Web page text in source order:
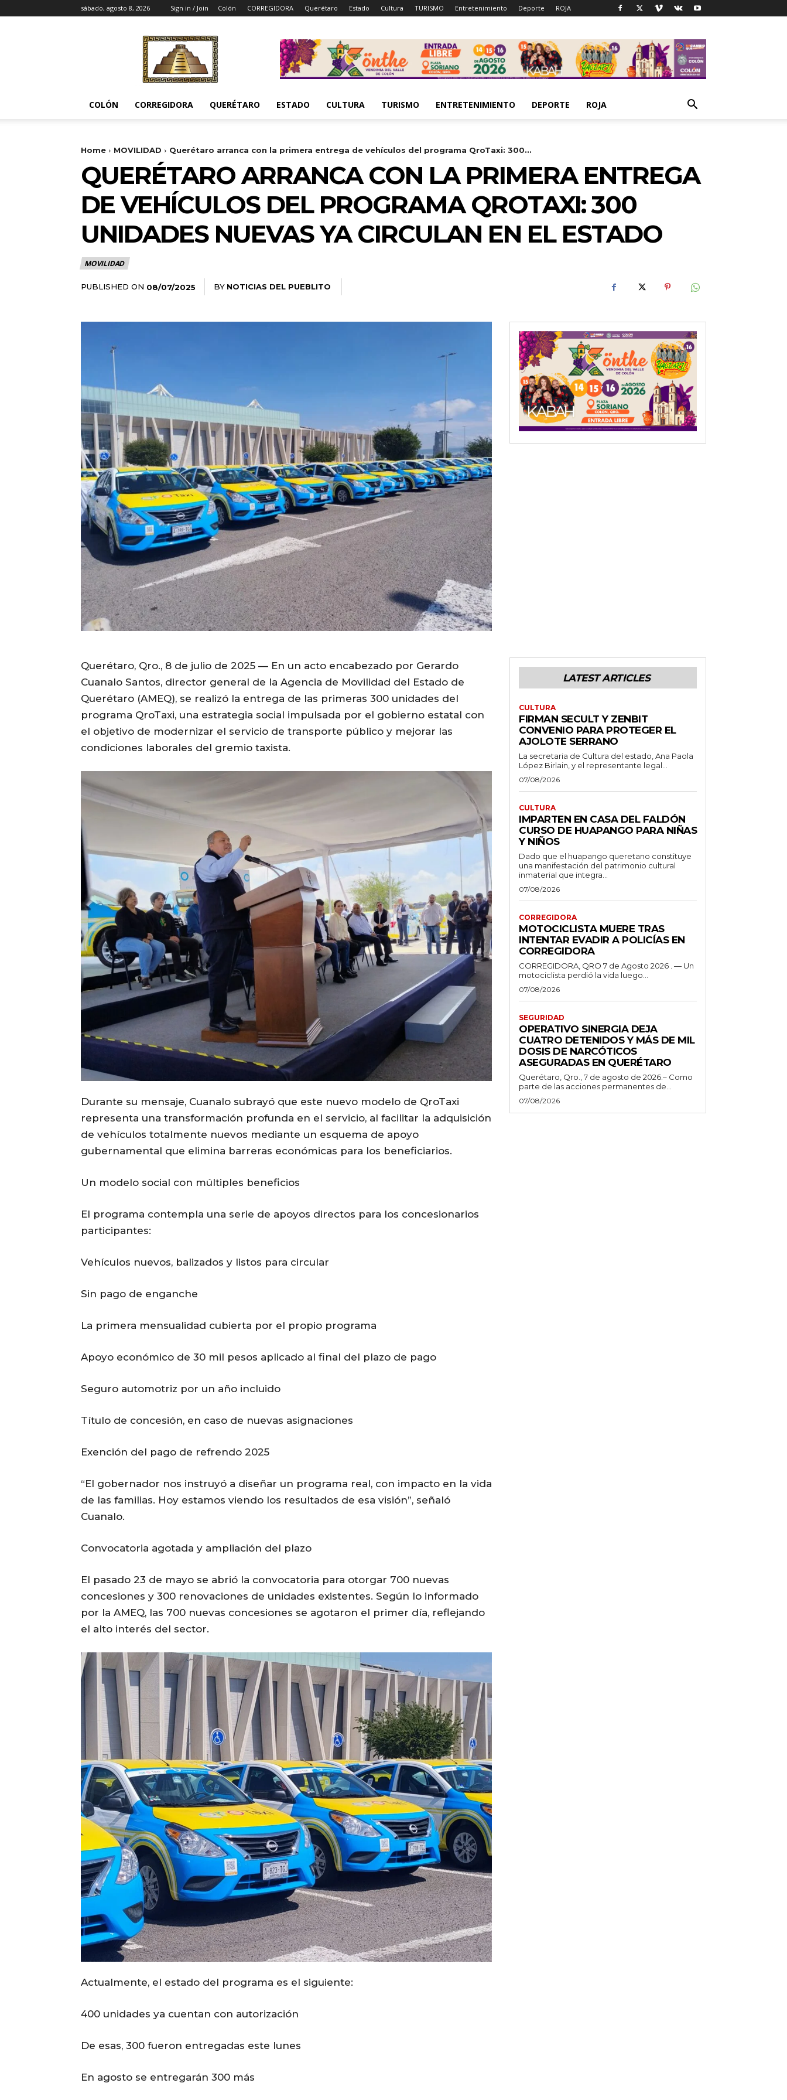
sábado, agosto 8, 2026 Sign in / Join Colón CORREGIDORA Querétaro Estado Cultura TURISMO Entretenimiento Deporte ROJA
Noticias
del
Pueblito
COLÓN CORREGIDORA QUERÉTARO ESTADO CULTURA TURISMO ENTRETENIMIENTO DEPORTE ROJA
Home MOVILIDAD Querétaro arranca con la primera entrega de vehículos del programa QroTaxi: 300...
QUERÉTARO ARRANCA CON LA PRIMERA ENTREGA
DE VEHÍCULOS DEL PROGRAMA QROTAXI: 300
UNIDADES NUEVAS YA CIRCULAN EN EL ESTADO
MOVILIDAD
PUBLISHED ON 08/07/2025 BY NOTICIAS DEL PUEBLITO
Querétaro, Qro., 8 de julio de 2025 — En un acto encabezado por Gerardo
Cuanalo Santos, director general de la Agencia de Movilidad del Estado de
Querétaro (AMEQ), se realizó la entrega de las primeras 300 unidades del
programa QroTaxi, una estrategia social impulsada por el gobierno estatal con
el objetivo de modernizar el servicio de transporte público y mejorar las
condiciones laborales del gremio taxista.
Durante su mensaje, Cuanalo subrayó que este nuevo modelo de QroTaxi
representa una transformación profunda en el servicio, al facilitar la adquisición
de vehículos totalmente nuevos mediante un esquema de apoyo
gubernamental que elimina barreras económicas para los beneficiarios.
Un modelo social con múltiples beneficios
El programa contempla una serie de apoyos directos para los concesionarios
participantes:
Vehículos nuevos, balizados y listos para circular
Sin pago de enganche
La primera mensualidad cubierta por el propio programa
Apoyo económico de 30 mil pesos aplicado al final del plazo de pago
Seguro automotriz por un año incluido
Título de concesión, en caso de nuevas asignaciones
Exención del pago de refrendo 2025
“El gobernador nos instruyó a diseñar un programa real, con impacto en la vida
de las familias. Hoy estamos viendo los resultados de esa visión”, señaló
Cuanalo.
Convocatoria agotada y ampliación del plazo
El pasado 23 de mayo se abrió la convocatoria para otorgar 700 nuevas
concesiones y 300 renovaciones de unidades existentes. Según lo informado
por la AMEQ, las 700 nuevas concesiones se agotaron el primer día, reflejando
el alto interés del sector.
Actualmente, el estado del programa es el siguiente:
400 unidades ya cuentan con autorización
De esas, 300 fueron entregadas este lunes
En agosto se entregarán 300 más
LATEST ARTICLES
CULTURA
FIRMAN SECULT Y ZENBIT
CONVENIO PARA PROTEGER EL
AJOLOTE SERRANO
La secretaria de Cultura del estado, Ana Paola
López Birlain, y el representante legal...
07/08/2026
CULTURA
IMPARTEN EN CASA DEL FALDÓN
CURSO DE HUAPANGO PARA NIÑAS
Y NIÑOS
Dado que el huapango queretano constituye
una manifestación del patrimonio cultural
inmaterial que integra...
07/08/2026
CORREGIDORA
MOTOCICLISTA MUERE TRAS
INTENTAR EVADIR A POLICÍAS EN
CORREGIDORA
CORREGIDORA, QRO 7 de Agosto 2026 . — Un
motociclista perdió la vida luego...
07/08/2026
SEGURIDAD
OPERATIVO SINERGIA DEJA
CUATRO DETENIDOS Y MÁS DE MIL
DOSIS DE NARCÓTICOS
ASEGURADAS EN QUERÉTARO
Querétaro, Qro., 7 de agosto de 2026.– Como
parte de las acciones permanentes de...
07/08/2026